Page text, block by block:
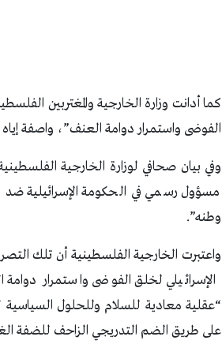
كما أدانت وزارة الخارجية والمغتربين
الفوضى واستمرار دوامة العنف”، واصفة
وفي بيان صحافي لوزارة الخارجية
مسؤول رسمي في الحكومة الإسرائيلية
وطنه”.
واعتبرت الخارجية الفلسطينية أن تلك
الإسرائيلي لخلق الفوضى واستمرار
“عقلية معادية للسلام وللحلول
على طريق الضم التدريجي الزاحف للضفة